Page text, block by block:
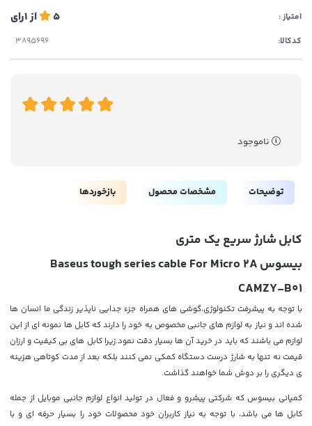
امتیاز : 5 از1رای
کدکالا:
ناموجود
توضیحات مشخصات محصول بازخوردها
کابل شارژ سریع یک متری
بیسوس Baseus tough series cable For Micro 2A
CAMZY-B01
با توجه به پیشرفت تکنولوژی،گوشی های همراه جزء جدایی ناپذیر زندگی ما انسان ها
شده اند و نیاز به لوازم های جانبی مخصوص به خود را دارند که کابل ها نمونه ای از این
لوازم می باشند که باید در خرید آن ها بسیار دقت نمود.زیرا کابل های بی کیفیت و ارزان
قیمت نه تنها به شارژ درست دستگاه کمکی نمی کنند بلکه بعد از مدت کوتاهی هزینه
ی دیگری را بر دوش شما خواهند گذاشت.
کمپانی بیسوس که شرکتی پیشرو و فعال در تولید انواع لوازم جانبی موبایل از جمله
کابل ها می باشد، با توجه به نیاز کاربران خود محصولات خود را بسیار حرفه ای و با